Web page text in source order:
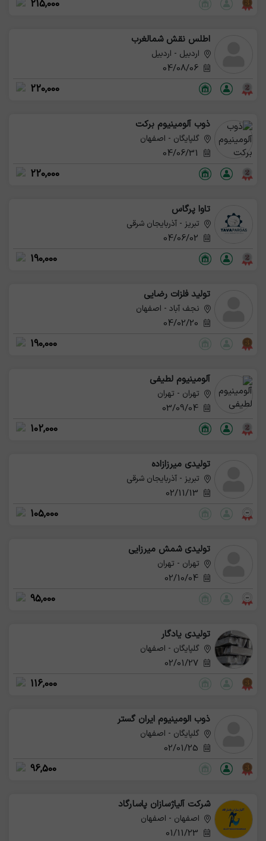
215,000
اطلس نقش شمالغرب
اردبیل - اردبیل
04/08/06
220,000
ذوب آلومینیوم برکت
گلپایگان - اصفهان
220,000
تاوا پرگاس
تبریز - آذربایجان شرقی
190,000
تولید فلزات رضایی
نجف آباد - اصفهان
190,000
آلومینیوم لطيفى
تهران - تهران
03/09/04
102,000
تولیدی میرزازاده
تبریز - آذربایجان شرقی
105,000
تولیدی شمش میرزایی
تهران - تهران
02/10/04
95,000
تولیدی یادگار
گلپایگان - اصفهان
02/01/27
116,000
ذوب الومینیوم ایران گستر
گلپایگان - اصفهان
96,500
شرکت آلیاژسازان پاسارگاد
اصفهان - اصفهان